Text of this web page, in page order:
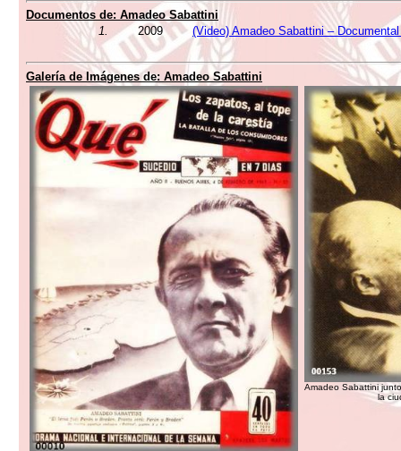
Documentos de: Amadeo Sabattini
1.
2009 (Video) Amadeo Sabattini –
Galería de Imágenes de: Amadeo Sabattini
Amadeo Sabattini
la